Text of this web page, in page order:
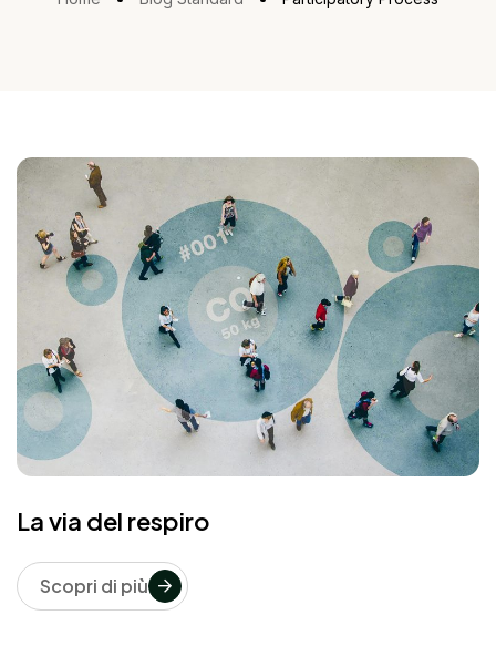
La via del respiro
Scopri di più